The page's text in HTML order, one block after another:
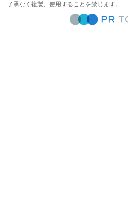
了承なく複製、使用することを禁じます。